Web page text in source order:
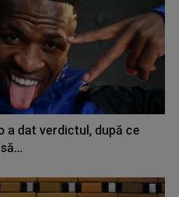
a dat verdictul, după ce